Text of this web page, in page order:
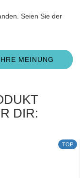
Seien Sie der
MEINUNG
DIR:
TOP